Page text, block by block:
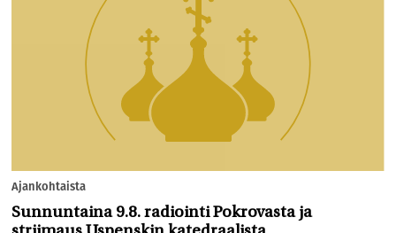
Ajankohtaista
Sunnuntaina 9.8. radiointi Pokrovasta ja